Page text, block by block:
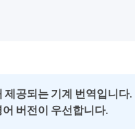
공되는 기계 번역입니다
버전이 우선합니다.